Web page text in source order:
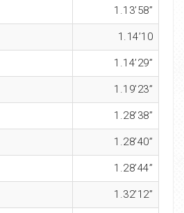
1.13’58”
1.14’10
1.14’29”
1.19’23”
1.28’38”
1.28’40”
1.28’44”
1.32’12”